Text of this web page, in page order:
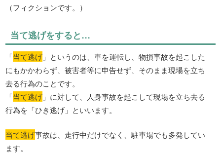
（フィクションです。）
当て逃げをすると…
「当て逃げ 」というのは、車を運転し、物損事故を起こした
にもかかわらず、被害者等に申告せず、そのまま現場を立ち
去る行為のことです。
「当て逃げ 」に対して、人身事故を起こして現場を立ち去る
行為を「ひき逃げ」といいます。
当て逃げ事故は、走行中だけでなく、駐車場でも多発してい
ます。